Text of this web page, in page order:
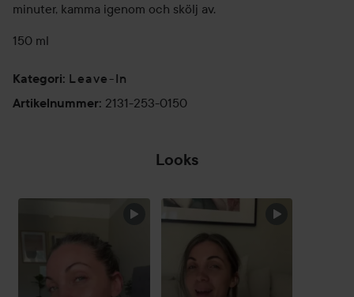
minuter, kamma igenom och skölj av.
150 ml
Kategori: Leave-In
Artikelnummer: 2131-253-0150
Looks
HOPPA ÖVER SEKTIONEN